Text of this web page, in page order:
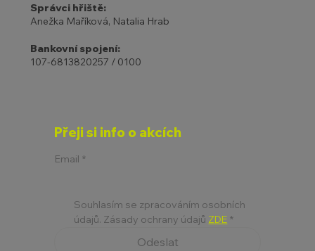
Správci hřiště:
Anežka Maříková, Natalia Hrab
Bankovní spojení:
107-6813820257 / 0100
Přeji si info o akcích
Email *
Souhlasím se zpracováním osobních
údajů. Zásady ochrany údajů ZDE *
Odeslat